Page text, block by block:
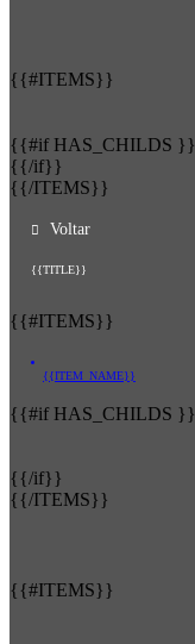
{{#ITEMS}}
{{#if HAS_CHILDS }}
{{/if}}
{{/ITEMS}}
Voltar
{{TITLE}}
{{#ITEMS}}
{{ITEM_NAME}}
{{#if HAS_CHILDS }}
{{/if}}
{{/ITEMS}}
{{#ITEMS}}